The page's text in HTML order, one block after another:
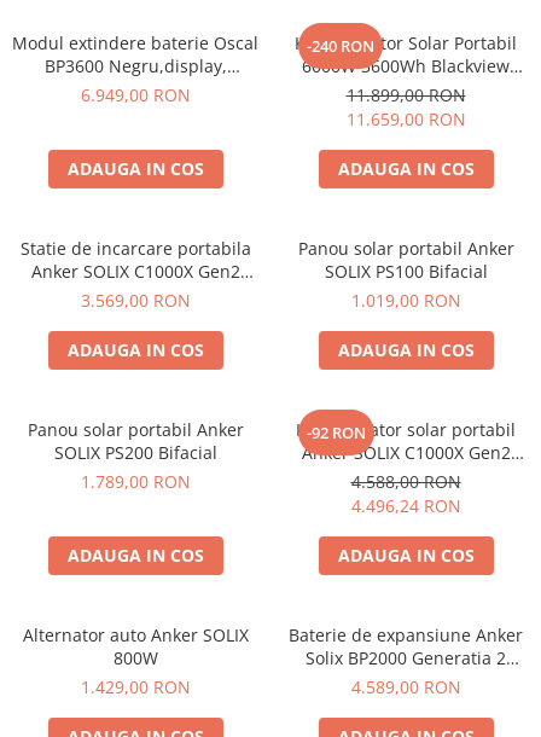
Toate panourile portabile
Kituri solare pentru balcon
Componente Fotovoltaice
Incarcatoare solare
Incarcatoare solare PWM
Cabluri panouri fotovoltaice
Cabluri pentru echipamente
Accesorii
Monitorizare si control
Invertoare Off-grid
Acumulatori de stocare
Iluminat solar
Modul extindere baterie Oscal
BP3600 Negru,display,
compatibil cu Oscal
6.949,00 RON
ADAUGA IN COS
-240 RON
Kit Generator Solar Portabil
6000W 3600Wh Blackview
OSCAL PowerMax 6000 +
panou solar 400W
11.899,00 RON
11.659,00 RON
ADAUGA IN COS
Statie de incarcare portabila
Anker SOLIX C1000X Gen2
2000W 1024Wh
3.569,00 RON
ADAUGA IN COS
Panou solar portabil Anker
SOLIX PS100 Bifacial
1.019,00 RON
ADAUGA IN COS
Panou solar portabil Anker
SOLIX PS200 Bifacial
1.789,00 RON
ADAUGA IN COS
-92 RON
Kit generator solar portabil
Anker SOLIX C1000X Gen2
2000W 1024Wh + panou 100W
4.588,00 RON
4.496,24 RON
ADAUGA IN COS
Alternator auto Anker SOLIX
800W
1.429,00 RON
Baterie de expansiune Anker
Solix BP2000 Generatia 2
pentru Anker Solix C2000 Gen
4.589,00 RON